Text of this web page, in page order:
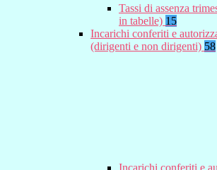
Tassi di assenza
in tabelle) 15
Incarichi conferiti e
(dirigenti e non dirigenti) 58